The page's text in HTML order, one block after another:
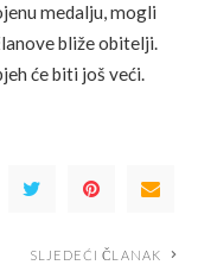
medalju, mogli
bliže obitelji.
će biti još veći.
SLJEDEĆI ČLANAK